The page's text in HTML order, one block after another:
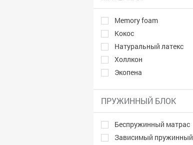
Memory foam
Кокос
Натуральный латекс
Холлкон
Экопена
ПРУЖИННЫЙ БЛОК
Беспружинный матрас
Зависимый пружинный